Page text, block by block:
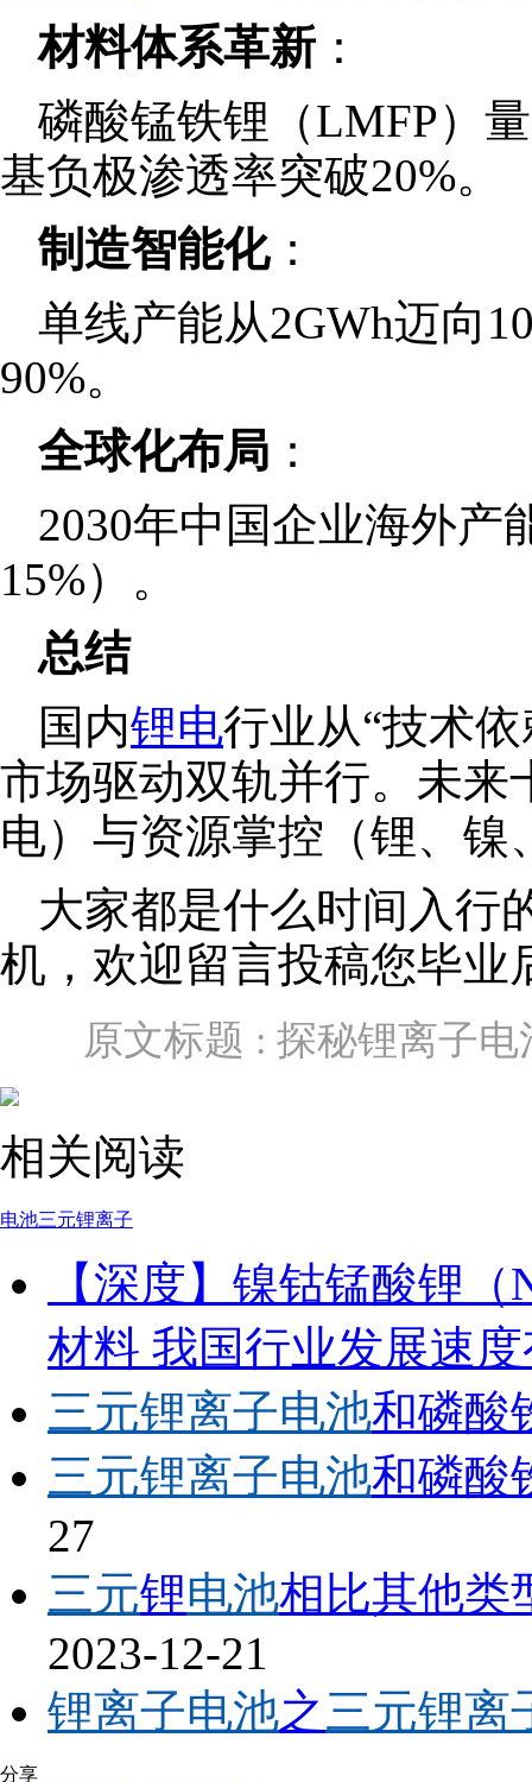
材料体系革新 ：
磷酸锰铁锂（LMFP）
基负极渗透率突破20%。
制造智能化：
单线产能从2GWh迈向
90%。
全球化布局 ：
2030年中国企业海外产
15%）。
总结
国内锂电行业从“技术
市场驱动双轨并行。未来
电）与资源掌控（锂、镍
大家都是什么时间入行
机，欢迎留言投稿您毕业
原文标题 : 探秘锂离子
相关阅读
电池三元锂离子
【深度】镍钴锰酸锂
材料 我国行业发展速
三元锂离子电池和磷酸
三元锂离子电池和磷酸
27
三元锂电池相比其他类
2023-12-21
锂离子电池之 三元锂离
分享